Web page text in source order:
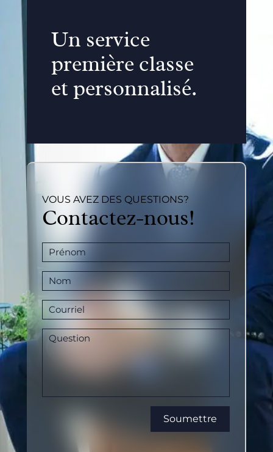
Un service
première classe
et personnalisé.
VOUS AVEZ DES QUESTIONS?
Contactez-nous!